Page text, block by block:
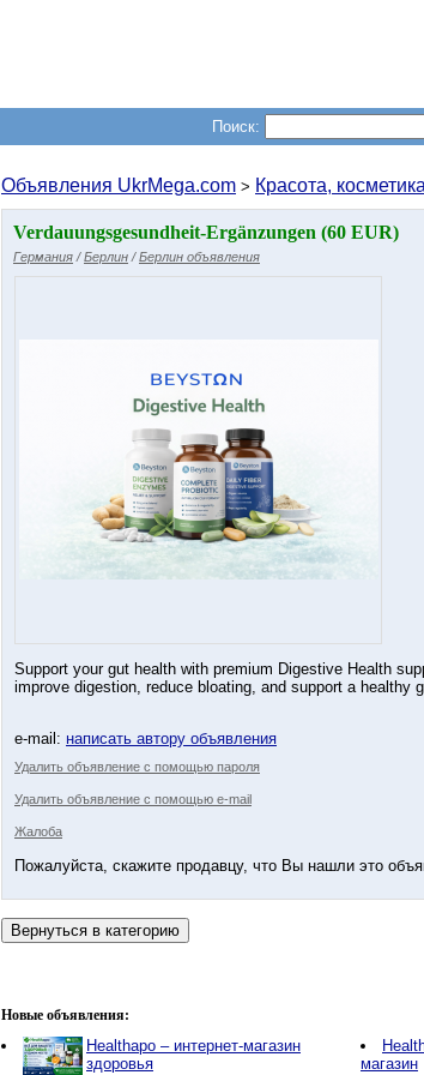
Поиск:
Объявления UkrMega.com > Красота, косметика
Verdauungsgesundheit-Ergänzungen (60 EUR)
Германия /Берлин /Берлин объявления
Support your gut health with premium Digestive Health
improve digestion, reduce bloating, and support a healthy
e-mail: написать автору объявления
Удалить объявление с помощью пароля
Удалить объявление с помощью e-mail
Жалоба
Пожалуйста, скажите продавцу, что Вы нашли это
Новые объявления:
Healthapo – интернет-магазин
здоровья
магазин